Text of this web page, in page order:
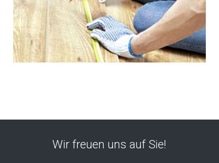
Wir freuen uns auf Sie!